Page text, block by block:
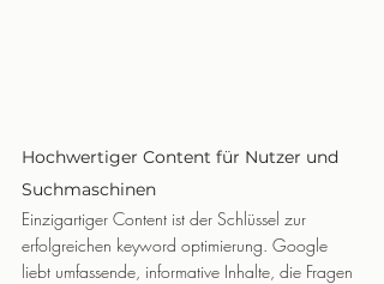
Hochwertiger Content für Nutzer und
Suchmaschinen
Einzigartiger Content ist der Schlüssel zur
erfolgreichen keyword optimierung. Google
liebt umfassende, informative Inhalte, die Fragen